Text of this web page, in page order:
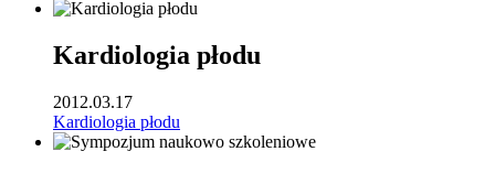
Kardiologia płodu
2012.03.17
Kardiologia płodu